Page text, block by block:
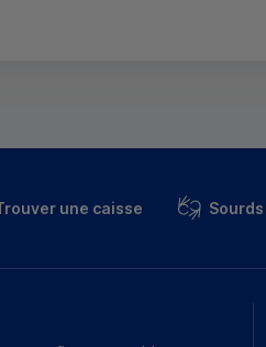
une caisse